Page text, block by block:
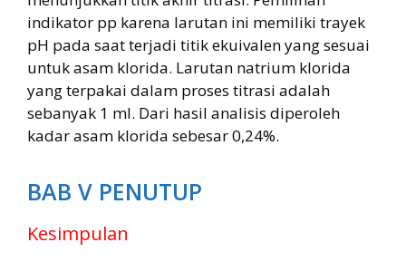
indikator pp karena larutan ini memiliki trayek
pH pada saat terjadi titik ekuivalen yang sesuai
untuk asam klorida. Larutan natrium klorida
yang terpakai dalam proses titrasi adalah
sebanyak 1 ml. Dari hasil analisis diperoleh
kadar asam klorida sebesar 0,24%.
BAB V PENUTUP
Kesimpulan